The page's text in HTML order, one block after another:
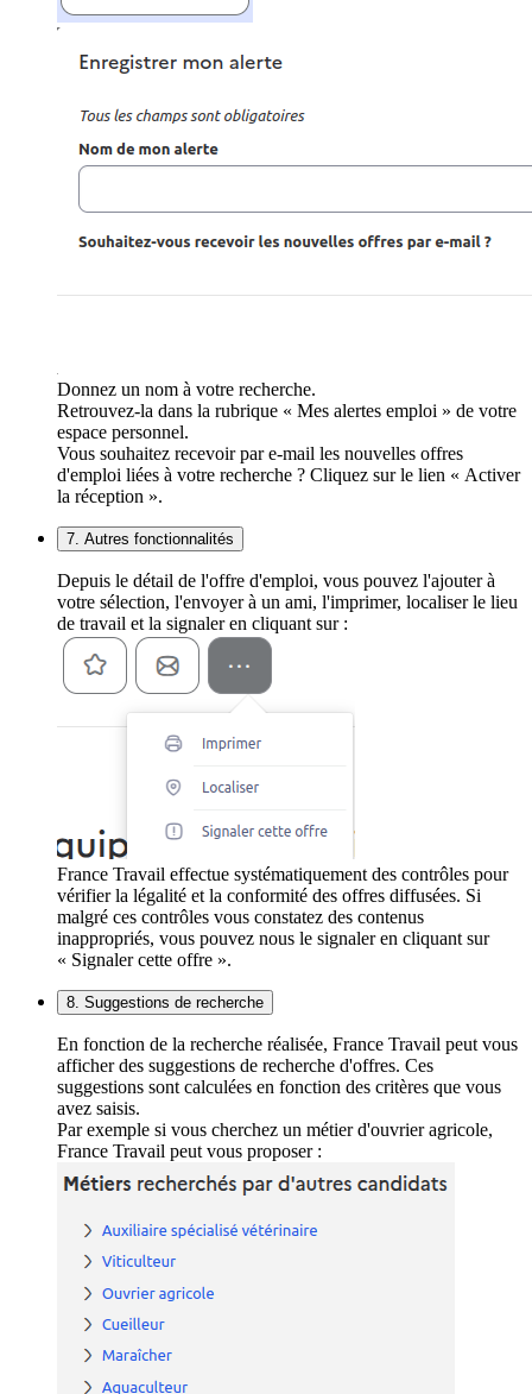
Donnez un nom à votre recherche.
Retrouvez-la dans la rubrique « Mes alertes emploi » de votre
espace personnel.
Vous souhaitez recevoir par e-mail les nouvelles offres
d'emploi liées à votre recherche ? Cliquez sur le lien « Activer
la réception ».
7. Autres fonctionnalités
Depuis le détail de l'offre d'emploi, vous pouvez l'ajouter à
votre sélection, l'envoyer à un ami, l'imprimer, localiser le lieu
de travail et la signaler en cliquant sur :
France Travail effectue systématiquement des contrôles pour
vérifier la légalité et la conformité des offres diffusées. Si
malgré ces contrôles vous constatez des contenus
inappropriés, vous pouvez nous le signaler en cliquant sur
« Signaler cette offre ».
8. Suggestions de recherche
En fonction de la recherche réalisée, France Travail peut vous
afficher des suggestions de recherche d'offres. Ces
suggestions sont calculées en fonction des critères que vous
avez saisis.
Par exemple si vous cherchez un métier d'ouvrier agricole,
France Travail peut vous proposer :